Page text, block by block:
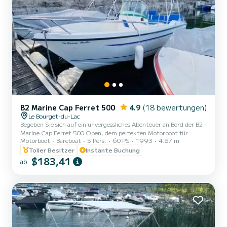
B2 Marine Cap Ferret 500 4.9 (18 bewertungen)
Le Bourget-du-Lac
Begeben Sie sich auf ein unvergessliches Abenteuer an Bord der B2
Marine Cap Ferret 500 Open, dem perfekten Motorboot für
außergewöhnliche Momente der Entspannung oder des Angelns!
Dieses Boot ist für die Unterbringung von bis zu 5 Personen
konzipiert und garantiert ein geselliges Erlebnis mit Familie oder
Freunden. Die neue Polsterung und der aktuelle Motor (nur 250
mit der B2 Marine Cap Ferret 500 Open die ruhigen Gewässer von
Bou...
Motorboot Bareboat 5 Pers. 60 PS 1993
4.87 m
Toller Besitzer
Instante Buchung
ab $183,41